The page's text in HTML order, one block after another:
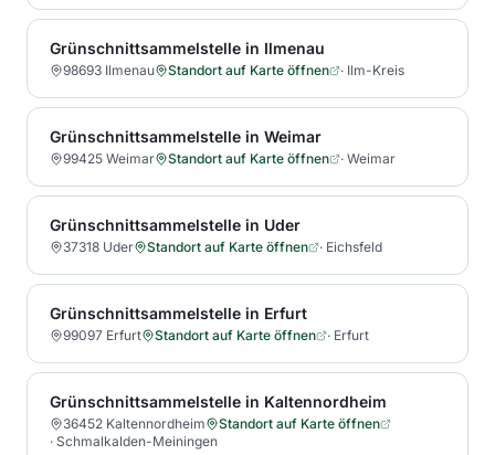
Grünschnittsammelstelle in Ilmenau
98693 Ilmenau Standort auf Karte öffnen · Ilm-Kreis
Grünschnittsammelstelle in Weimar
99425 Weimar Standort auf Karte öffnen · Weimar
Grünschnittsammelstelle in Uder
37318 Uder Standort auf Karte öffnen · Eichsfeld
Grünschnittsammelstelle in Erfurt
99097 Erfurt Standort auf Karte öffnen · Erfurt
Grünschnittsammelstelle in Kaltennordheim
36452 Kaltennordheim
Standort auf Karte öffnen
· Schmalkalden-Meiningen